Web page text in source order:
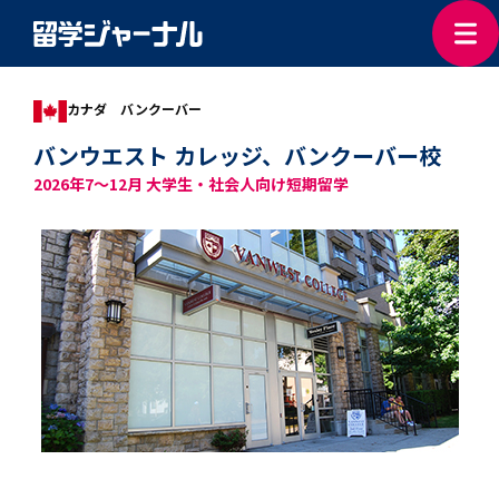
バンウエスト カレッジ、バンクーバー校
2026年7～12月 大学生・社会人向け短期留学
カナダ バンクーバー